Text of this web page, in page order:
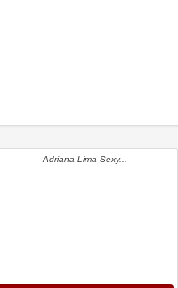
Adriana Lima Sexy...